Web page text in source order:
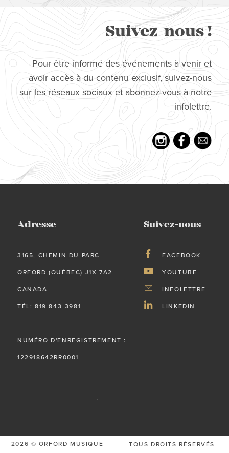
Suivez-nous !
Pour être informé des événements à venir et
avoir accès à du contenu exclusif, suivez-nous
sur les réseaux sociaux et abonnez-vous à notre
infolettre.
Adresse
3165, CHEMIN DU PARC
ORFORD (QUÉBEC) J1X 7A2
CANADA
TÉL: 819 843-3981
NUMÉRO D'ENREGISTREMENT :
122918642RR0001
Suivez-nous
FACEBOOK
YOUTUBE
INFOLETTRE
LINKEDIN
2026 © ORFORD MUSIQUE TOUS DROITS RÉSERVÉS